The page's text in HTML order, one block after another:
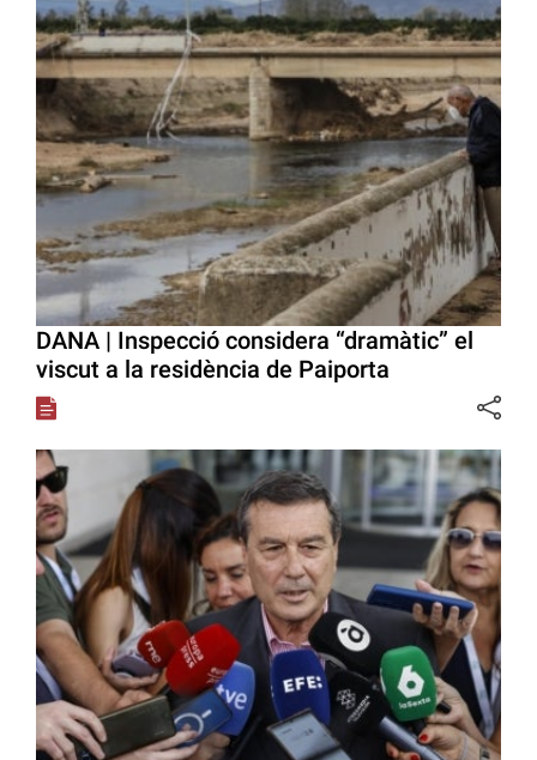
DANA | Inspecció considera “dramàtic” el
viscut a la residència de Paiporta